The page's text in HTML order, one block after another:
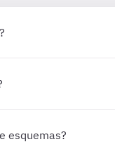
esquemas?